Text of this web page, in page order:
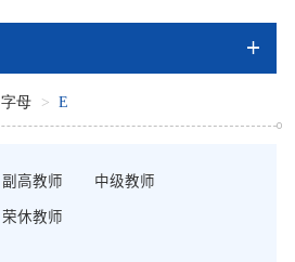
字母 > E
副高教师 中级教师
荣休教师